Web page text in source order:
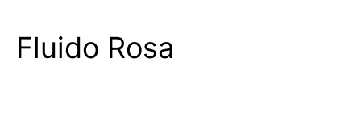
Fluido Rosa